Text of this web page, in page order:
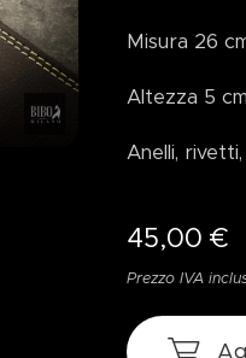
Misura 26
Altezza 5 cm
Anelli,
45,00 €
Prezzo IVA